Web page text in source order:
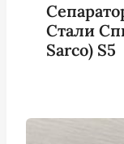
Стали
Sarco) S5